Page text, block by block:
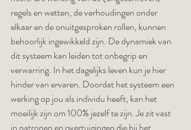
regels en wetten, de verhoudingen onder
elkaar en de onuitgesproken rollen, kunnen
behoorlijk ingewikkeld zijn. De dynamiek van
dit systeem kan leiden tot onbegrip en
verwarring. In het dagelijks leven kun je hier
hinder van ervaren. Doordat het systeem een
werking op jou als individu heeft, kan het
moeilijk zijn om 100% jezelf te zijn. Je zit vast